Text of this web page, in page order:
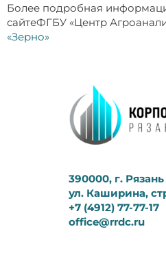
Более подробная
сайтеФГБУ «Центр
«Зерно»
390000, г. Рязань
ул. Каширина,
+7 (4912) 77-77-17
office@rrdc.ru